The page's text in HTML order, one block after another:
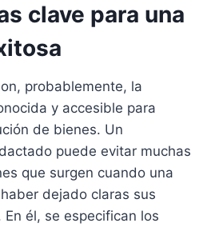
clave para una
probablemente, la
y accesible para
de bienes. Un
puede evitar muchas
que surgen cuando una
dejado claras sus
él, se especifican los